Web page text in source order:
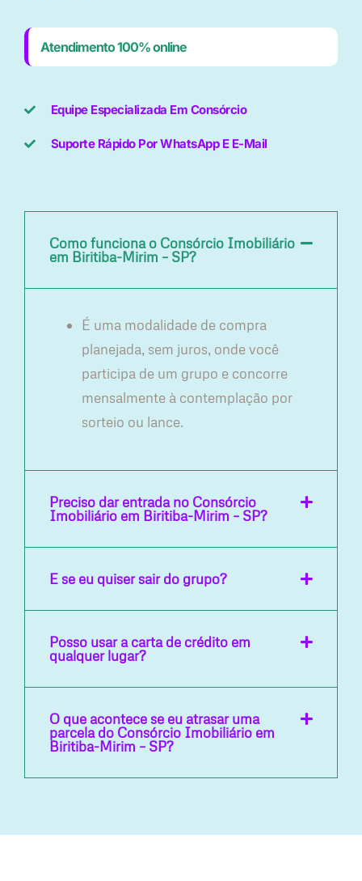
Atendimento 100% online
Equipe Especializada Em Consórcio
Suporte Rápido Por WhatsApp E E-Mail
Como funciona o Consórcio Imobiliário
em Biritiba-Mirim – SP?
É uma modalidade de compra
planejada, sem juros, onde você
participa de um grupo e concorre
mensalmente à contemplação por
sorteio ou lance.
Preciso dar entrada no Consórcio
Imobiliário em Biritiba-Mirim – SP?
E se eu quiser sair do grupo?
Posso usar a carta de crédito em
qualquer lugar?
O que acontece se eu atrasar uma
parcela do Consórcio Imobiliário em
Biritiba-Mirim – SP?